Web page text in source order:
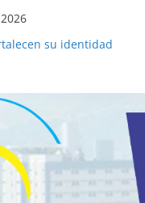
su identidad
que tiene
en
de visitantes y
de